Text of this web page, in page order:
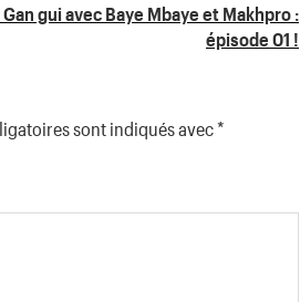
gui avec Baye Mbaye et Makhpro :
épisode 01 !
sont indiqués avec*